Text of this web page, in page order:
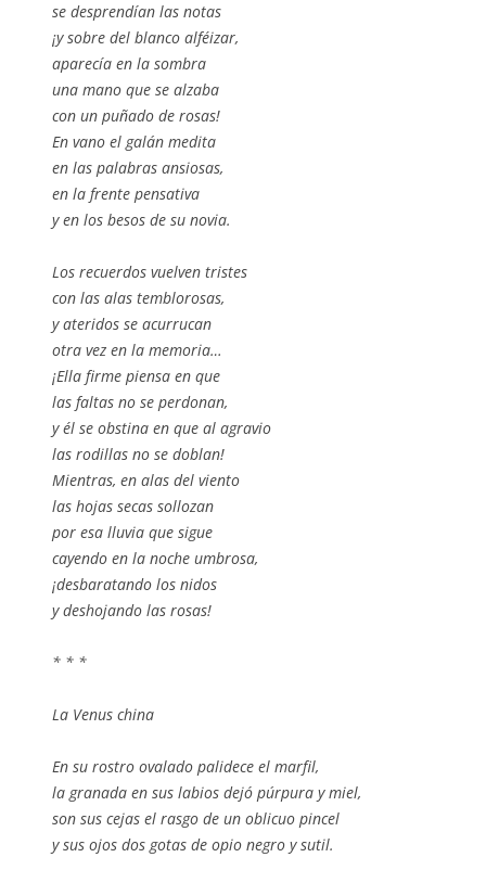
se desprendían las notas
¡y sobre del blanco alféizar,
aparecía en la sombra
una mano que se alzaba
con un puñado de rosas!
En vano el galán medita
en las palabras ansiosas,
en la frente pensativa
y en los besos de su novia.
Los recuerdos vuelven tristes
con las alas temblorosas,
y ateridos se acurrucan
otra vez en la memoria…
¡Ella firme piensa en que
las faltas no se perdonan,
y él se obstina en que al agravio
las rodillas no se doblan!
Mientras, en alas del viento
las hojas secas sollozan
por esa lluvia que sigue
cayendo en la noche umbrosa,
¡desbaratando los nidos
y deshojando las rosas!
* * *
La Venus china
En su rostro ovalado palidece el marfil,
la granada en sus labios dejó púrpura y miel,
son sus cejas el rasgo de un oblicuo pincel
y sus ojos dos gotas de opio negro y sutil.